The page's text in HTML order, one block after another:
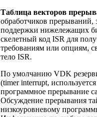
Таблица векторов
обработчиков прерываний,
поддержки нижележащих
скелетный код ISR для
требованиям или опциям,
тело ISR.
По умолчанию VDK
(timer interrupt,
программное прерывание
Обсуждение прерывания
низкоуровневому